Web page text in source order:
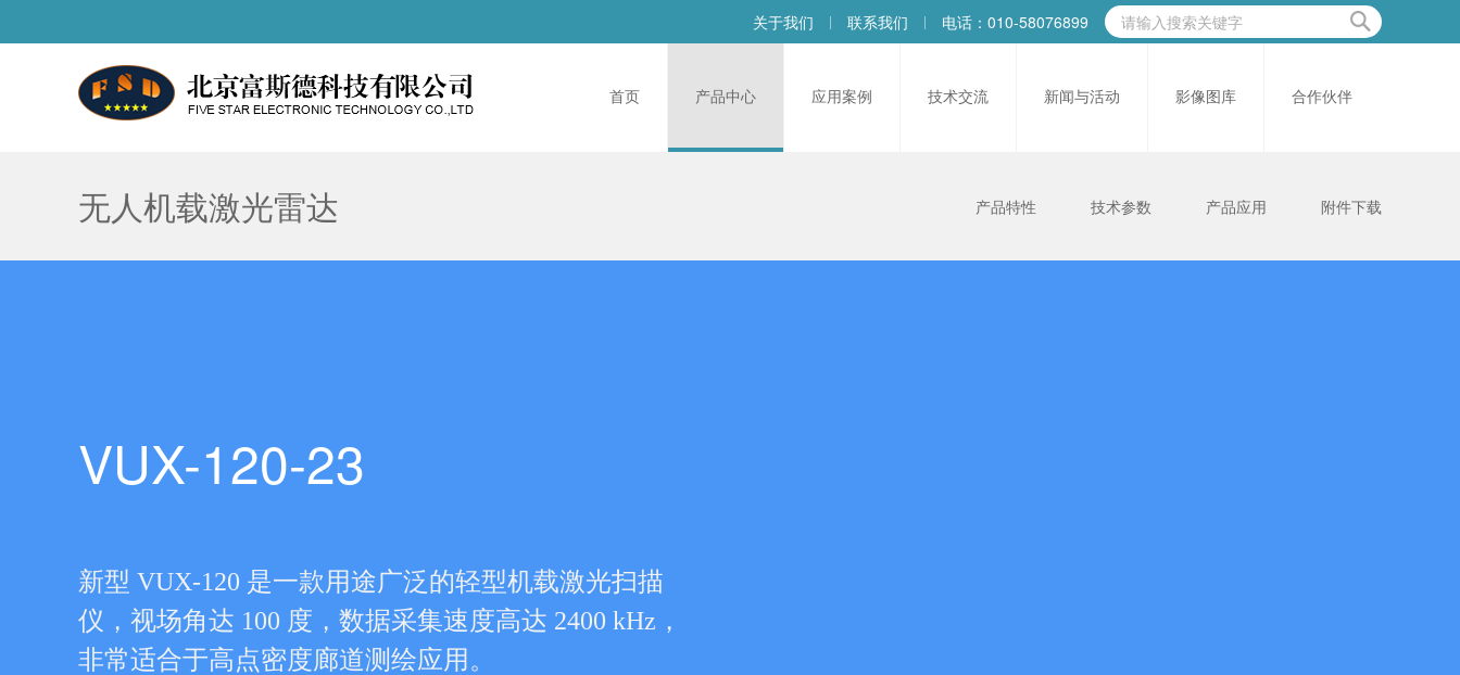
关于我们 联系我们 电话：010-58076899
首页 产品中心 应用案例 技术交流 新闻与活动 影像图库 合作伙伴
产品特性 技术参数 产品应用 附件下载
无人机载激光雷达
VUX-120-23
新型 VUX-120 是一款用途广泛的轻型机载激光扫描
仪，视场角达 100 度，数据采集速度高达 2400 kHz，
非常适合于高点密度廊道测绘应用。